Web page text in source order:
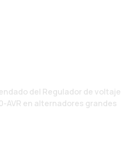
del Regulador de voltaje
AVR en alternadores grandes